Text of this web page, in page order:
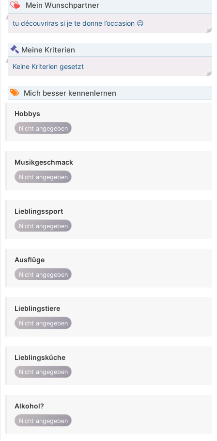
Mein Wunschpartner
tu découvriras si je te donne l’occasion 😉
Meine Kriterien
Keine Kriterien gesetzt
Mich besser kennenlernen
Hobbys
Nicht angegeben
Musikgeschmack
Nicht angegeben
Lieblingssport
Nicht angegeben
Ausflüge
Nicht angegeben
Lieblingstiere
Nicht angegeben
Lieblingsküche
Nicht angegeben
Alkohol?
Nicht angegeben